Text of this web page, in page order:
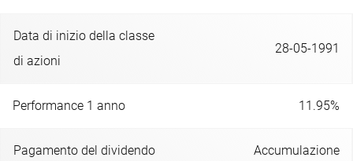
Data di inizio della classe
di azioni
28-05-1991
Performance 1 anno 11.95%
Pagamento del dividendo Accumulazione